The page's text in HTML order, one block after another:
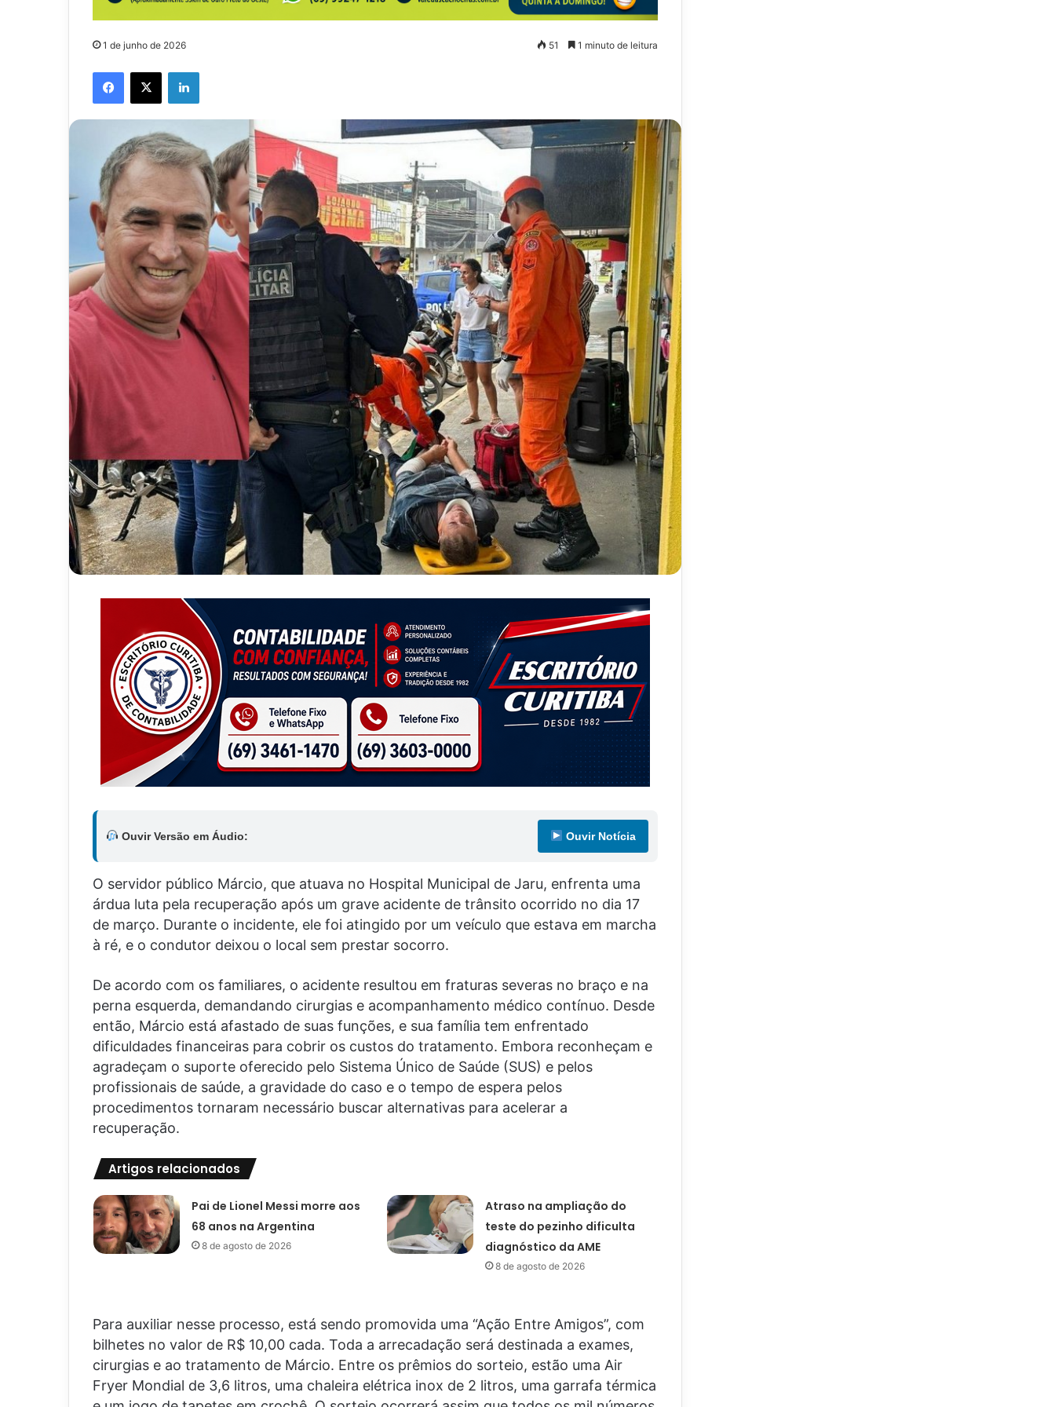
1 de junho de 2026 51 1 minuto de leitura
Facebook
X Linkedin
Ouvir Versão em Áudio: Ouvir Notícia
O servidor público Márcio, que atuava no Hospital Municipal de Jaru, enfrenta uma
árdua luta pela recuperação após um grave acidente de trânsito ocorrido no dia 17
de março. Durante o incidente, ele foi atingido por um veículo que estava em marcha
à ré, e o condutor deixou o local sem prestar socorro.
De acordo com os familiares, o acidente resultou em fraturas severas no braço e na
perna esquerda, demandando cirurgias e acompanhamento médico contínuo. Desde
então, Márcio está afastado de suas funções, e sua família tem enfrentado
dificuldades financeiras para cobrir os custos do tratamento. Embora reconheçam e
agradeçam o suporte oferecido pelo Sistema Único de Saúde (SUS) e pelos
profissionais de saúde, a gravidade do caso e o tempo de espera pelos
procedimentos tornaram necessário buscar alternativas para acelerar a
recuperação.
Artigos relacionados
Pai de Lionel Messi morre aos
68 anos na Argentina
8 de agosto de 2026
Atraso na ampliação do
teste do pezinho dificulta
diagnóstico da AME
8 de agosto de 2026
Para auxiliar nesse processo, está sendo promovida uma “Ação Entre Amigos”, com
bilhetes no valor de R$ 10,00 cada. Toda a arrecadação será destinada a exames,
cirurgias e ao tratamento de Márcio. Entre os prêmios do sorteio, estão uma Air
Fryer Mondial de 3,6 litros, uma chaleira elétrica inox de 2 litros, uma garrafa térmica